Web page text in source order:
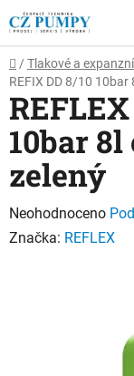
Přejít
na
obsah
Domů
/ Tlakové a
REFIX DD 8/10
10bar
zelený
Průměrné
hodnocení
Neohodnoceno
Značka: REFLEX